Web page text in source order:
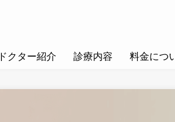
ドクター紹介 診療内容 料金につ